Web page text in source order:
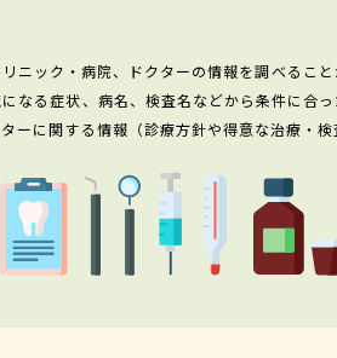
ニック・病院、ドクターの情報を調べること
る症状、病名、検査名などから条件に合
ーに関する情報（診療方針や得意な治療・検